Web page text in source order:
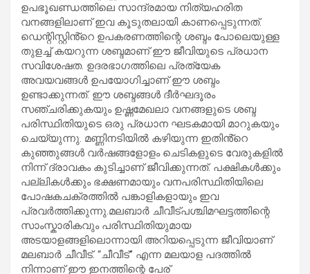
ഉപഭൂഖണ്ഡത്തിലെ സാന്ദ്രമായ നിത്യഹരിത
വനങ്ങളിലാണ് ഇവ കൂടുതലായി കാണപ്പെടുന്നത്.
ഡെന്റിസ്റ്റിൻ്റെ ഉപകരണത്തിന്റെ ശബ്ദം പോലെയുള്ള
തുളച്ച് കയറുന്ന ശബ്ദമാണ് ഈ ജീവിയുടെ പ്രധാന
സവിശേഷത. ഉദരഭാഗത്തിലെ പ്രത്യേക
അവയവങ്ങൾ ഉപയോഗിച്ചാണ് ഈ ശബ്ദം
ഉണ്ടാക്കുന്നത്. ഈ ശബ്ദങ്ങൾ ദീർഘദൂരം
സഞ്ചരിക്കുകയും ഉഷ്ണമേഖലാ വനങ്ങളുടെ ശബ്ദ
പരിസ്ഥിതിയുടെ ഒരു പ്രധാന ഘടകമായി മാറുകയും
ചെയ്യുന്നു. മണ്ണിനടിയിൽ കഴിയുന്ന ഇതിൻ്റെ
കുഞ്ഞുങ്ങൾ വർഷങ്ങളോളം ചെടികളുടെ വേരുകളിൽ
നിന്ന് ദ്രാവകം കുടിച്ചാണ് ജീവിക്കുന്നത്. പക്ഷികൾക്കും
പല്ലികൾക്കും ഭക്ഷണമായും വനപരിസ്ഥിതിയിലെ
പോഷകചക്രത്തിൽ പങ്കാളികളായും ഇവ
പ്രവർത്തിക്കുന്നു.മലബാർ ചീവീട്പശ്ചിമഘട്ടത്തിന്റെ
സാംസ്കാരികവും പരിസ്ഥിതിയുമായ
അടയാളങ്ങളിലൊന്നായി അറിയപ്പെടുന്ന ജീവിയാണ്
മലബാർ ചീവീട്. “ചീവീട്” എന്ന മലയാള പദത്തിൽ
നിന്നാണ് ഈ ഇനത്തിന്റെ പേര്